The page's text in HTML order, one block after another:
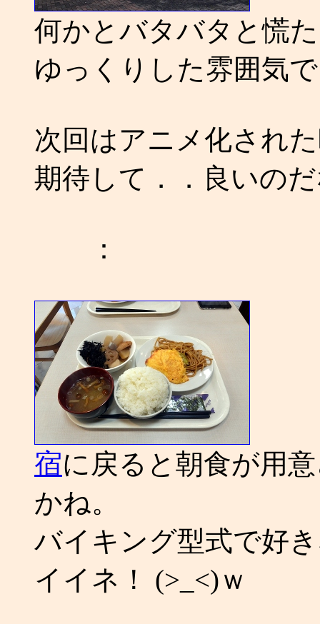
何かとバタバタと慌
ゆっくりした雰囲気
次回はアニメ化され
期待して．．良いの
：
宿に戻ると朝食が用
かね。
バイキング型式で好
イイネ！ (>_<)ｗ